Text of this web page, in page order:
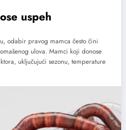
uspeh
odabir pravog mamca često čini
ulova. Mamci koji donose
uključujući sezonu, temperature